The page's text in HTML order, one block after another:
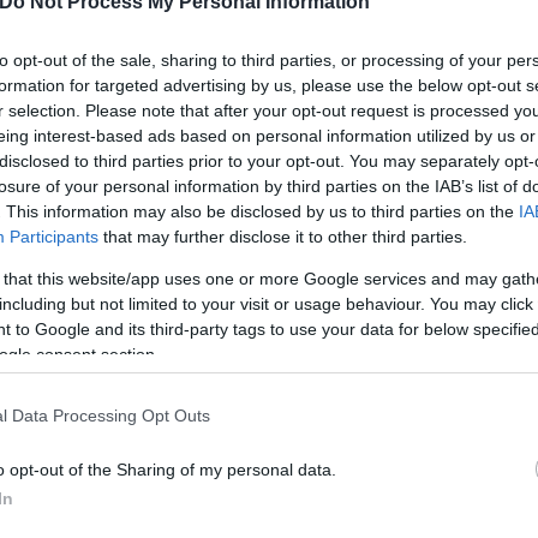
opt-out of the sale, sharing to third parties, or processing of your
for targeted advertising by us, please use the below opt-out
selection. Please note that after your opt-out request is processed
interest-based ads based on personal information utilized by us
to third parties prior to your opt-out. You may separately
of your personal information by third parties on the IAB’s list of
This information may also be disclosed by us to third parties on the
Participants that may further disclose it to other third parties.
that this website/app uses one or more Google services and may
but not limited to your visit or usage behaviour. You may
to Google and its third-party tags to use your data for below
consent section.
Data Processing Opt Outs
opt-out of the Sharing of my personal data.
να προκύψει κίνδυνος για άνθρωπο και που
(τουλάχιστον 82) (άρθρ. 277 παρ. 1 στ. β
πλοίων, με τη μορφή της διατάραξης
της συγκοινωνίας πράξεις από την οποία
το θάνατο άλλων (τουλάχιστον 82)
πλοίου (αρθρ. 122 ΣΠΚ).